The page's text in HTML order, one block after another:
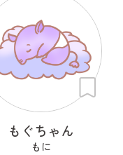
もぐちゃん
もに